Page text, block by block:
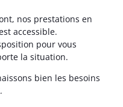
nos prestations en
accessible.
pour vous
la situation.
bien les besoins